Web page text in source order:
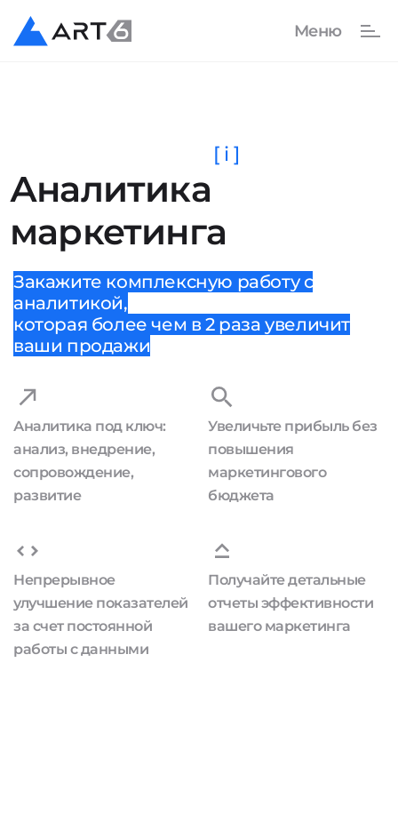
Аналитика
маркетинга
[ i ]
Закажите комплексную работу с
аналитикой,
которая более чем в 2 раза увеличит
ваши продажи
Аналитика под ключ:
анализ, внедрение,
сопровождение,
развитие
Увеличьте прибыль без
повышения
маркетингового
бюджета
Непрерывное
улучшение показателей
за счет постоянной
работы с данными
Получайте детальные
отчеты эффективности
вашего маркетинга